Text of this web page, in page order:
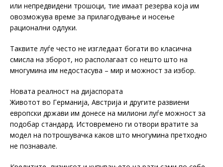
или непредвидени трошоци, тие имаат резерва која им
овозможува време за прилагодување и носење
рационални одлуки.
Таквите луѓе често не изгледаат богати во класична
смисла на зборот, но располагаат со нешто што на
многумина им недостасува – мир и можност за избор.
Новата реалност на дијаспората
Животот во Германија, Австрија и другите развиени
европски држави им донесе на милиони луѓе можност за
подобар стандард. Истовремено ги отвори вратите за
модел на потрошувачка каков што многумина претходно
не познавале.